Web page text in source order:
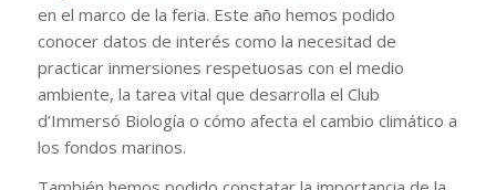
en el marco de la feria. Este año hemos podido
conocer datos de interés como la necesitad de
practicar inmersiones respetuosas con el medio
ambiente, la tarea vital que desarrolla el Club
d’Immersó Biología o cómo afecta el cambio climático a
los fondos marinos.